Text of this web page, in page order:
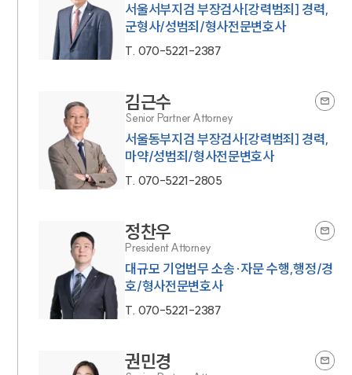
서울서부지검 부장검사[강력범죄] 경력,
군형사/성범죄/형사전문변호사
T. 070-5221-2387
김근수
Senior Partner Attorney
서울동부지검 부장검사[강력범죄] 경력,
마약/성범죄/형사전문변호사
T. 070-5221-2805
정찬우
President Attorney
대규모 기업법무 소송·자문 수행,행정/경
호/형사전문변호사
T. 070-5221-2387
권민경